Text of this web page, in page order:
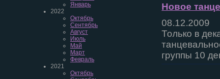
Январь
2022
Октябрь
Сентябрь
Август
Июль
Май
Март
Февраль
2021
Октябрь
Новое
08.12.2009
Только в
группы 10